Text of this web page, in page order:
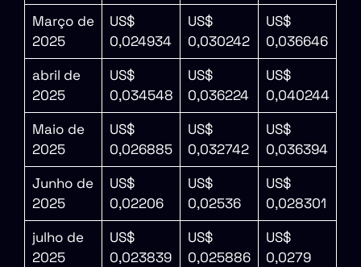
Março de
2025
US$
0,024934
US$
0,030242
US$
0,036646
abril de
2025
US$
0,034548
US$
0,036224
US$
0,040244
Maio de
2025
US$
0,026885
US$
0,032742
US$
0,036394
Junho de
2025
US$
0,02206
US$
0,02536
US$
0,028301
julho de
2025
US$
0,023839
US$
0,025886
US$
0,0279